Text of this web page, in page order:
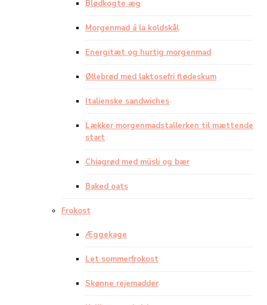
Blødkogte æg
Morgenmad á la koldskål
Energitæt og hurtig morgenmad
Øllebrød med laktosefri flødeskum
Italienske sandwiches
Lækker morgenmadstallerken til mættende
start
Chiagrød med müsli og bær
Baked oats
Frokost
Æggekage
Let sommerfrokost
Skønne rejemadder